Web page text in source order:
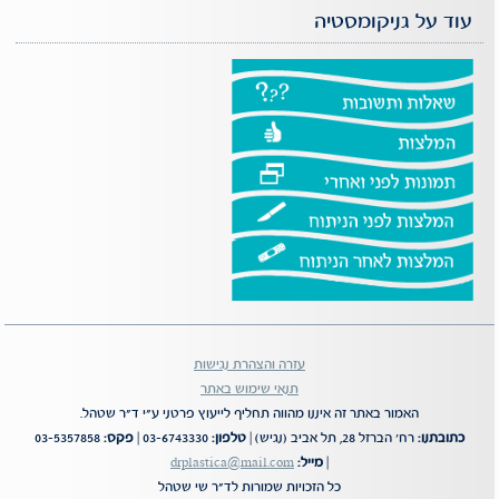
עוד על גניקומסטיה
עזרה והצהרת נגישות
תנאי שימוש באתר
האמור באתר זה איננו מהווה תחליף לייעוץ פרטני ע"י ד"ר שטהל.
כתובתנו: רח' הברזל 28, תל אביב (נגיש) | טלפון: פקס: 03-5357858
מייל: drplastica@mail.com
כל הזכויות שמורות לד"ר שי שטהל